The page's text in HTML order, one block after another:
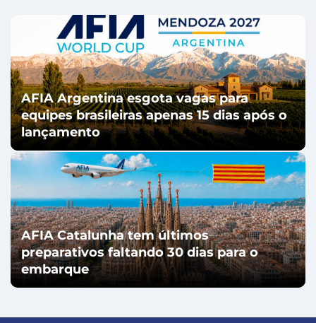
AFIA Argentina esgota vagas para
equipes brasileiras apenas 15 dias após o
lançamento
AFIA Catalunha tem últimos
preparativos faltando 30 dias para o
embarque